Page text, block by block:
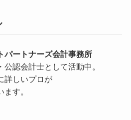
パートナーズ会計事務所
認会計士として活動中。
詳しいプロが
す。